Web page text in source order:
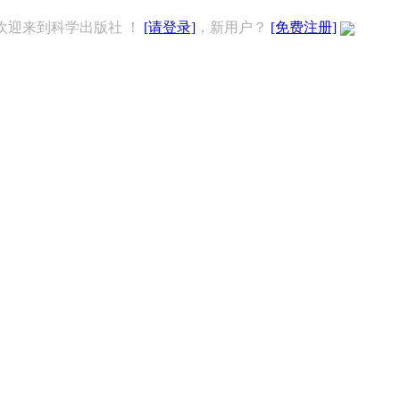
迎来到科学出版社 ！ [请登录] ，新用户？ [免费注册]